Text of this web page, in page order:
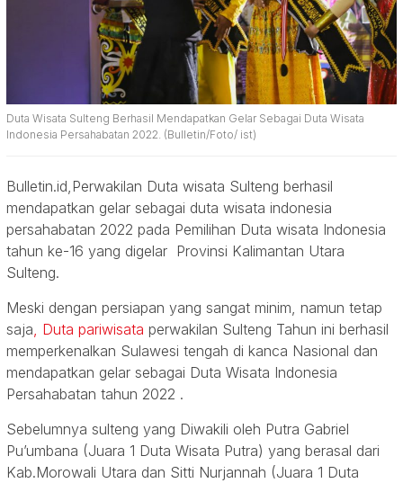
Duta Wisata Sulteng Berhasil Mendapatkan Gelar Sebagai Duta Wisata
Indonesia Persahabatan 2022. (Bulletin/Foto/ ist)
Bulletin.id,Perwakilan Duta wisata Sulteng berhasil
mendapatkan gelar sebagai duta wisata indonesia
persahabatan 2022 pada Pemilihan Duta wisata Indonesia
tahun ke-16 yang digelar Provinsi Kalimantan Utara
Sulteng.
Meski dengan persiapan yang sangat minim, namun tetap
saja, Duta pariwisata perwakilan Sulteng Tahun ini berhasil
memperkenalkan Sulawesi tengah di kanca Nasional dan
mendapatkan gelar sebagai Duta Wisata Indonesia
Persahabatan tahun 2022 .
Sebelumnya sulteng yang Diwakili oleh Putra Gabriel
Pu’umbana (Juara 1 Duta Wisata Putra) yang berasal dari
Kab.Morowali Utara dan Sitti Nurjannah (Juara 1 Duta